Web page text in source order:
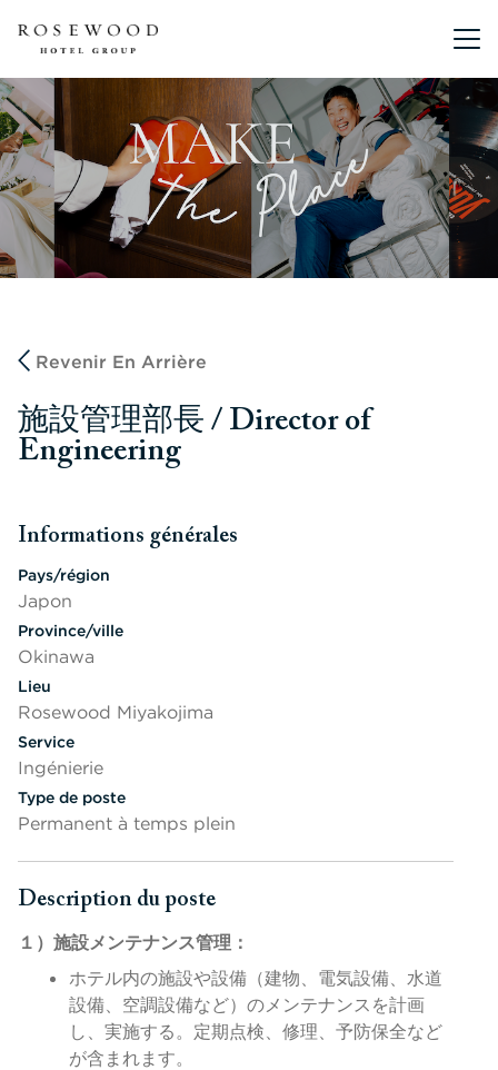
Menu
Revenir En Arrière
施設管理部長 / Director of
Engineering
Informations générales
Appuyer sur les touches Espace ou Entrée pour activer/
Pays/région
Japon
Province/ville
Okinawa
Lieu
Rosewood Miyakojima
Service
Ingénierie
Type de poste
Permanent à temps plein
Description du poste
Appuyer sur les touches Espace ou Entrée pour activer/
１）施設メンテナンス管理：
ホテル内の施設や設備（建物、電気設備、水道
設備、空調設備など）のメンテナンスを計画
し、実施する。定期点検、修理、予防保全など
が含まれます。